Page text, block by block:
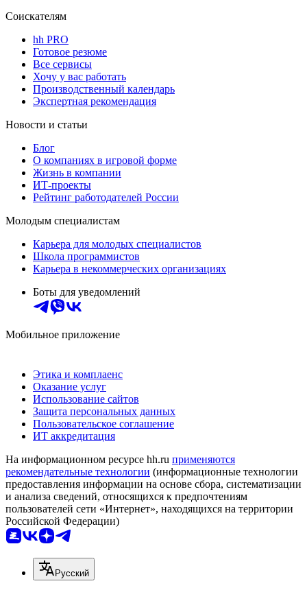
Соискателям
hh PRO
Готовое резюме
Все сервисы
Хочу у вас работать
Производственный календарь
Экспертная рекомендация
Новости и статьи
Блог
О компаниях в игровой форме
Жизнь в компании
ИТ-проекты
Рейтинг работодателей России
Молодым специалистам
Карьера для молодых специалистов
Школа программистов
Карьера в некоммерческих организациях
Боты для уведомлений
Мобильное приложение
Этика и комплаенс
Оказание услуг
Использование сайтов
Защита персональных данных
Пользовательское соглашение
ИТ аккредитация
На информационном ресурсе hh.ru применяются
рекомендательные технологии (информационные технологии
предоставления информации на основе сбора, систематизации
и анализа сведений, относящихся к предпочтениям
пользователей сети «Интернет», находящихся на территории
Российской Федерации)
Русский